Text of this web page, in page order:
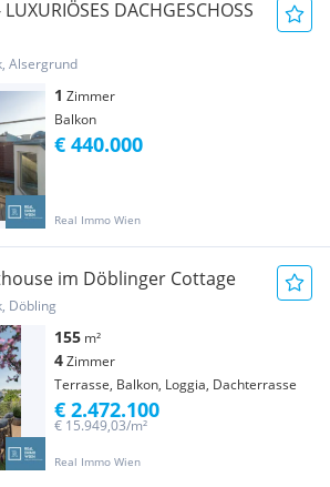
DACHGESCHOSS
Alsergrund
1 Zimmer
Balkon
Real Immo Wien
€ 440.000
im Döblinger Cottage
Döbling
155 m²
4Zimmer
Terrasse, Balkon, Loggia, Dachterrasse
Real Immo Wien
€ 15.949,03/m²
€ 2.472.100